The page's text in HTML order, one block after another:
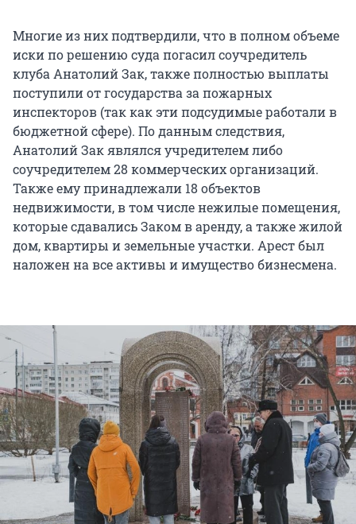
Многие из них подтвердили, что в полном объеме
иски по решению суда погасил соучредитель
клуба Анатолий Зак, также полностью выплаты
поступили от государства за пожарных
инспекторов (так как эти подсудимые работали в
бюджетной сфере). По данным следствия,
Анатолий Зак являлся учредителем либо
соучредителем 28 коммерческих организаций.
Также ему принадлежали 18 объектов
недвижимости, в том числе нежилые помещения,
которые сдавались Заком в аренду, а также жилой
дом, квартиры и земельные участки. Арест был
наложен на все активы и имущество бизнесмена.